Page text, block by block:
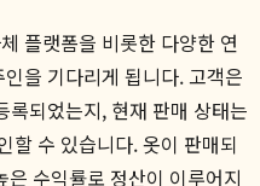
플랫폼을 비롯한 다양한 연
을 기다리게 됩니다. 고객은
되었는지, 현재 판매 상태는
할 수 있습니다. 옷이 판매되
수익률로 정산이 이루어지